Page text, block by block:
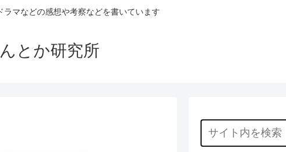
ラマなどの感想や考察などを書いています
とか研究所